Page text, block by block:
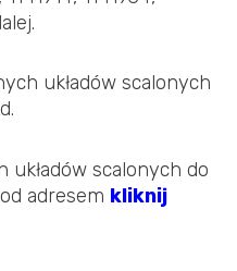
układów scalonych
układów scalonych do
adresem kliknij